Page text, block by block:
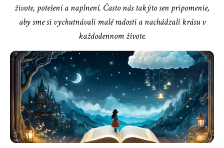
živote, potešení a naplnení. Často nás takýto sen pripomenie,
aby sme si vychutnávali malé radosti a nachádzali krásu v
každodennom živote.